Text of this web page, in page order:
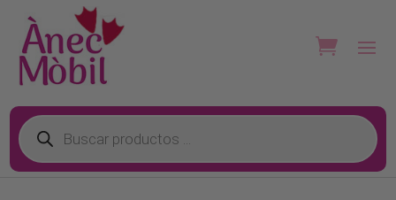
Búsqueda
de
productos